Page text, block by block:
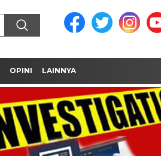
OPINI LAINNYA